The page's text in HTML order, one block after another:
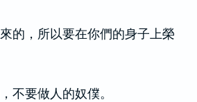
的，所以要在你們的身子上榮
不要做人的奴僕。